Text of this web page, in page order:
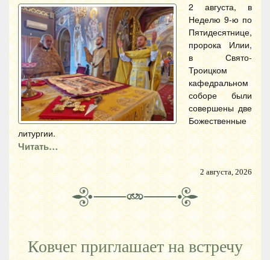
2 августа, в
Неделю 9-ю по
Пятидесятнице,
пророка Илии,
в Свято-
Троицком
кафедральном
соборе были
совершены две
Божественные
литургии.
Читать…
2 августа, 2026
Ковчег приглашает на встречу